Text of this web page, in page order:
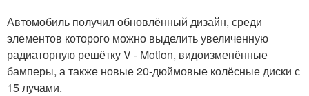
Автомобиль получил обновлённый дизайн, среди
элементов которого можно выделить увеличенную
радиаторную решётку V - Motion, видоизменённые
бамперы, а также новые 20-дюймовые колёсные диски с
15 лучами.